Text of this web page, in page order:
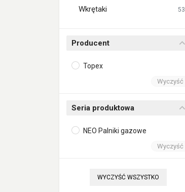
Wkrętaki 53
Producent
Topex
Wyczyść
Seria produktowa
NEO Palniki gazowe
Wyczyść
WYCZYŚĆ WSZYSTKO